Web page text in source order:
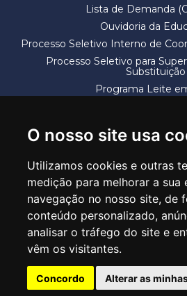
O nosso site usa
Utilizamos cookies e outras
medição para melhorar a sua
navegação no nosso site, de
conteúdo personalizado,
analisar o tráfego do site e
vêm os visitantes.
Concordo Alterar as
Lista de Demanda
Ouvidoria da
Processo Seletivo Interno de
Processo Seletivo para
Substituição
Programa Leite
SECRETARIA DE
Rua Claudino Barbosa, 313 - Macedo -
Central de Atendimento: *55